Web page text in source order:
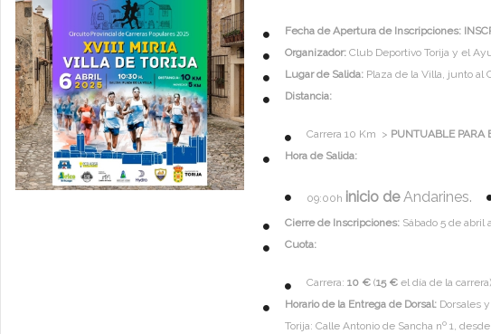
Fecha de Apertura de Inscripciones:
Organizador:Club Deportivo Torija y el
Lugar de Salida:Plaza de la Villa, junto al
Distancia:
Carrera 10 Km > PUNTUABLE PARA
Hora de Salida:
09:00h inicio deAndarines.
Cierre de Inscripciones:Sábado 5 de abril
Cuota:
Carrera: 10 €(15 €el día de la carrera)
Horario de la Entrega de Dorsal: Dorsales
Torija: Calle Antonio de Sancha nº 1,